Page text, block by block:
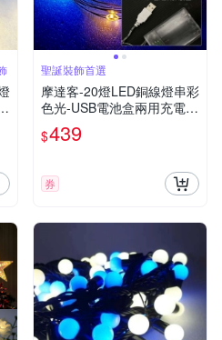
聖誕裝飾首選
摩達客-20燈LED銅線燈串彩
色光-USB電池盒兩用充電-
浪漫星星燈聖誕燈串
$439
券